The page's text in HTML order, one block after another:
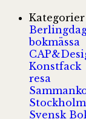
Kategorier
bokmässa
Konstfack
resa
Svensk